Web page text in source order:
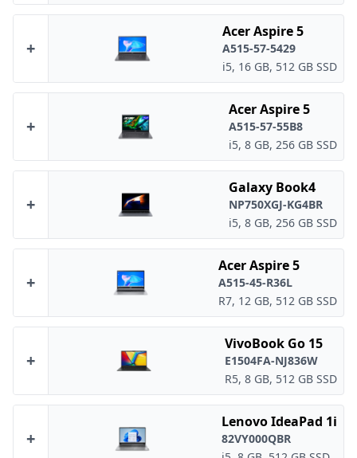
+
Acer Aspire 5
A515-57-5429
i5, 16 GB, 512 GB SSD
+
Acer Aspire 5
A515-57-55B8
i5, 8 GB, 256 GB SSD
+
Galaxy Book4
NP750XGJ-KG4BR
i5, 8 GB, 256 GB SSD
+
Acer Aspire 5
A515-45-R36L
R7, 12 GB, 512 GB SSD
+
VivoBook Go 15
E1504FA-NJ836W
R5, 8 GB, 512 GB SSD
+
Lenovo IdeaPad 1i
82VY000QBR